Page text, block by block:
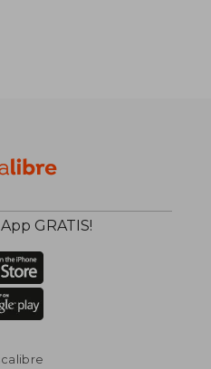
GRATIS!